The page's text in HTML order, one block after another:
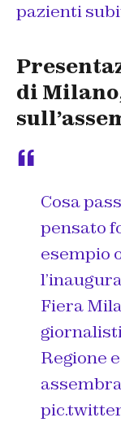
pazienti
di
Cosa
pensato
esempio
Fiera
Regione